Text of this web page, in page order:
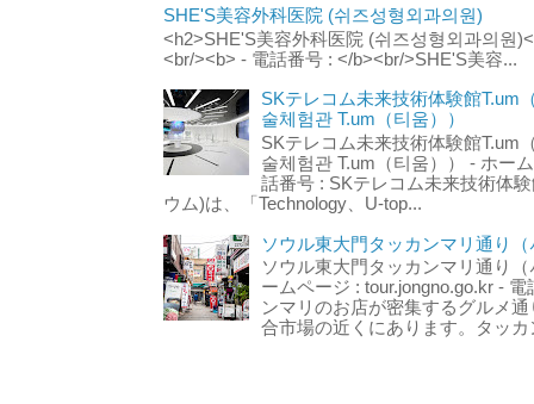
SHE'S美容外科医院 (쉬즈성형외과의원)
<h2>SHE'S美容外科医院 (쉬즈성형외과의원
<br/><b> - 電話番号 : </b><br/>SHE'S美容...
SKテレコム未来技術体験館T.um
술체험관 T.um（티움））
SKテレコム未来技術体験館T.um
술체험관 T.um（티움）） - ホー
話番号 : SKテレコム未来技術体
ウム)は、「Technology、U-top...
ソウル東大門タッカンマリ通り
ソウル東大門タッカンマリ通り
ームページ : tour.jongno.go.kr -
ンマリのお店が密集するグルメ
合市場の近くにあります。タッ